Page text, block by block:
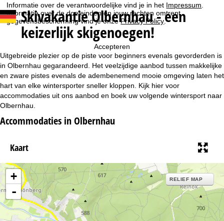
Informatie over de verantwoordelijke vind je in het Impressum
Informatie over de doeleinden en jouw rechten omtrent
gegevensbescherming vind je onzePrivacy Policy.
Accepteren
t
r
t
p
n
a
Skivakantie Olbernhau - een
keizerlijk skigenoegen!
Uitgebreide plezier op de piste voor beginners evenals gevorderden is
in Olbernhau gegarandeerd. Het veelzijdige aanbod tussen makkelijke
en zware pistes evenals de adembenemend mooie omgeving laten het
hart van elke wintersporter sneller kloppen. Kijk hier voor
accommodaties uit ons aanbod en boek uw volgende wintersport naar
Olbernhau.
Accommodaties in Olbernhau
Kaart
+
-
RELIEF MAP